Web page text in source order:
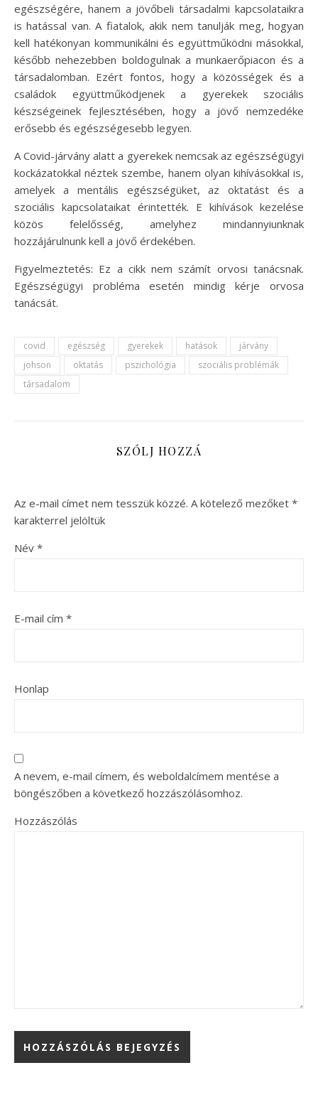
egészségére, hanem a jövőbeli társadalmi kapcsolataikra
is hatással van. A fiatalok, akik nem tanulják meg, hogyan
kell hatékonyan kommunikálni és együttműködni másokkal,
később nehezebben boldogulnak a munkaerőpiacon és a
társadalomban. Ezért fontos, hogy a közösségek és a
családok együttműködjenek a gyerekek szociális
készségeinek fejlesztésében, hogy a jövő nemzedéke
erősebb és egészségesebb legyen.
A Covid-járvány alatt a gyerekek nemcsak az egészségügyi
kockázatokkal néztek szembe, hanem olyan kihívásokkal is,
amelyek a mentális egészségüket, az oktatást és a
szociális kapcsolataikat érintették. E kihívások kezelése
közös felelősség, amelyhez mindannyiunknak
hozzájárulnunk kell a jövő érdekében.
Figyelmeztetés: Ez a cikk nem számít orvosi tanácsnak.
Egészségügyi probléma esetén mindig kérje orvosa
tanácsát.
covid egészség gyerekek hatások
járvány
johson
oktatás pszichológia
szociális problémák
társadalom
SZÓLJ HOZZÁ
Az e-mail címet nem tesszük közzé. A kötelező mezőket *
karakterrel jelöltük
Név *
E-mail cím *
Honlap
A nevem, e-mail címem, és weboldalcímem mentése a
böngészőben a következő hozzászólásomhoz.
Hozzászólás